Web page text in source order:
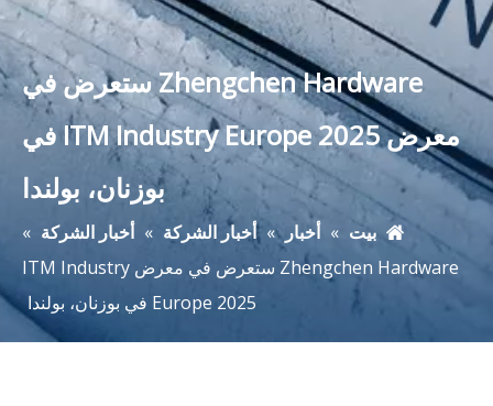
Zhengchen Hardware ستعرض في
معرض ITM Industry Europe 2025 في
بوزنان، بولندا
بيت » أخبار » أخبار الشركة » أخبار الشركة »
Zhengchen Hardware ستعرض في معرض ITM Industry
Europe 2025 في بوزنان، بولندا